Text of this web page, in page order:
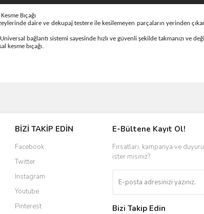
Bıçağı
daire ve dekupaj testere ile kesilemeyen parçaların yerinden
bağlantı sistemi sayesinde hızlı ve güvenli şekilde takmanızı ve
kesme bıçağı.
BİZİ TAKİP EDİN
Facebook
Twitter
Instagram
Youtube
Pinterest
E-Bültene Kayıt Ol!
Fırsatları, kampanya ve
ister misiniz?
Bizi Takip Edin